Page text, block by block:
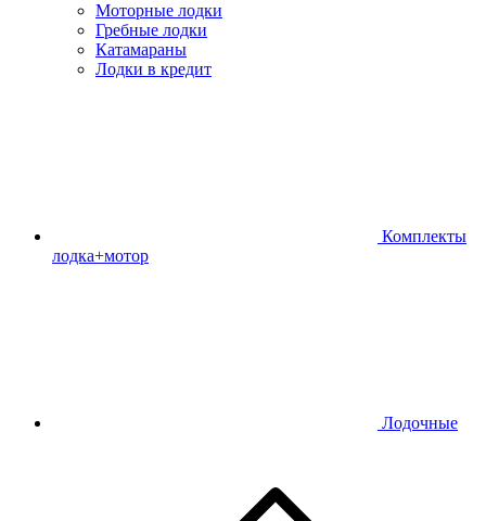
Моторные лодки
Гребные лодки
Катамараны
Лодки в кредит
Комплекты
лодка+мотор
Лодочные